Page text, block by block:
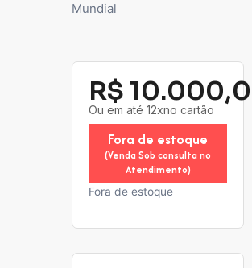
Mundial
R$
Ou em até 12xno cartão
Fora de estoque
(Venda Sob consulta no
Atendimento)
Fora de estoque